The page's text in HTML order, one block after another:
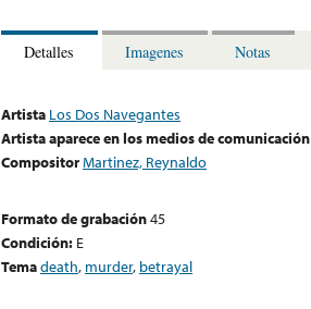
Detalles Imagenes Notas
Artista Los Dos Navegantes
Artista aparece en los medios de comunicación
CompositorMartinez, Reynaldo
Formato de grabación45
Condición: E
Temadeath, murder, betrayal